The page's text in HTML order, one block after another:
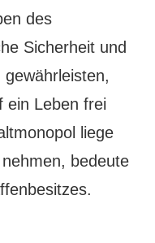
des
Sicherheit und
ein Leben frei
liege
bedeute